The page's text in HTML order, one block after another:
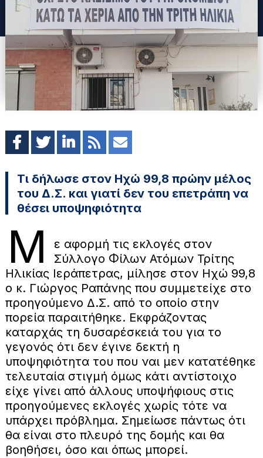
Τι δήλωσε στον Ηχώ 99,8 πρώην μέλος
του Δ.Σ. και γιατί δεν του επετράπη να
θέσει υποψηφιότητα
Μ
ε αφορμή τις εκλογές στον
Σύλλογο Φίλων Ατόμων Τρίτης
Ηλικίας Ιεράπετρας, μίλησε στον Ηχώ 99,8
ο κ. Γιώργος Ραπάνης που συμμετείχε στο
προηγούμενο Δ.Σ. από το οποίο στην
πορεία παραιτήθηκε. Εκφράζοντας
καταρχάς τη δυσαρέσκειά του για το
γεγονός ότι δεν έγινε δεκτή η
υποψηφιότητα του που ναι μεν κατατέθηκε
τελευταία στιγμή όμως κάτι αντίστοιχο
είχε γίνει από άλλους υποψήφιους στις
προηγούμενες εκλογές χωρίς τότε να
υπάρχει πρόβλημα. Σημείωσε πάντως ότι
θα είναι στο πλευρό της δομής και θα
βοηθήσει, όσο και όπως μπορεί.